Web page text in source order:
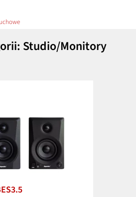
Studio/Monitory